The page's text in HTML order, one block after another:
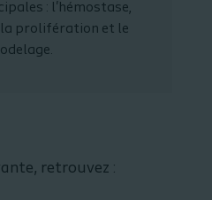
: l'hémostase,
prolifération et le
retrouvez :